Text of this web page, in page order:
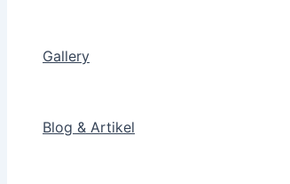
Gallery
Blog & Artikel